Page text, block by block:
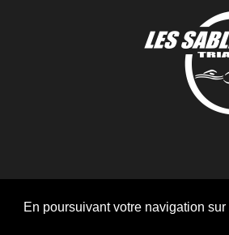
En poursuivant votre navigation